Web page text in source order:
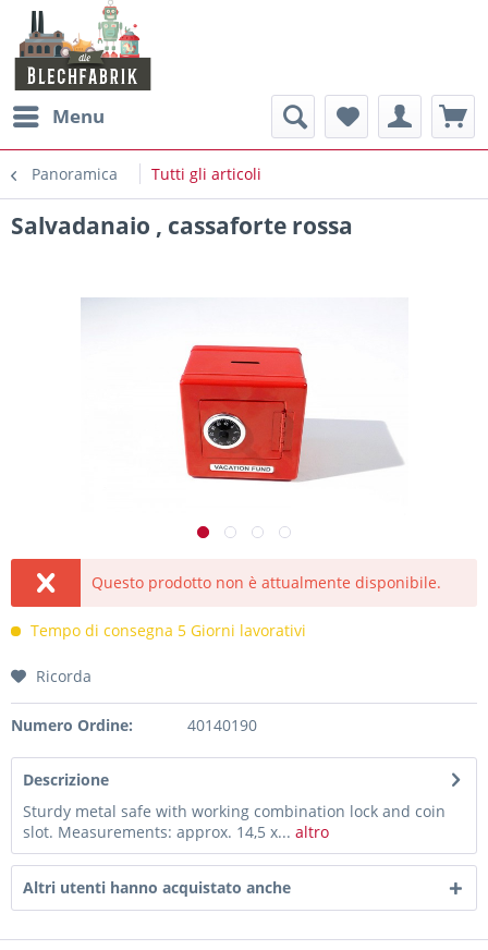
Menu
Panoramica Tutti gli articoli
Salvadanaio , cassaforte rossa
Questo prodotto non è attualmente disponibile.
Tempo di consegna 5 Giorni lavorativi
Ricorda
Numero Ordine: 40140190
Descrizione
Sturdy metal safe with working combination lock and coin
slot. Measurements: approx. 14,5 x... altro
Altri utenti hanno acquistato anche